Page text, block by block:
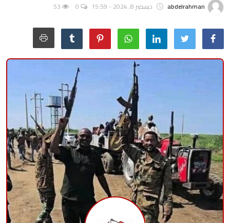
تحقيقات
رأي
منوعات
abdelrahman ديسمبر 8, 2024 - 15:59